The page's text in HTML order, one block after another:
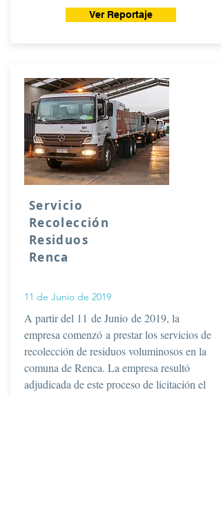
Ver Reportaje
Servicio
Recolección
Residuos
Renca
11 de Junio de 2019
A partir del 11 de Junio de 2019, la
empresa comenzó a prestar los servicios de
recolección de residuos voluminosos en la
comuna de Renca. La empresa resultó
adjudicada de este proceso de licitación el